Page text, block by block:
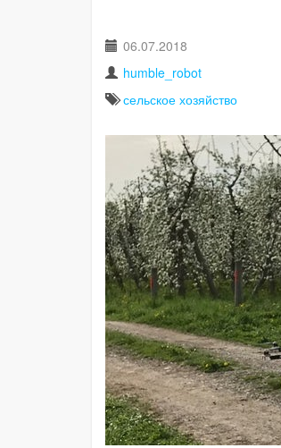
06.07.2018
humble_robot
сельское хозяйство